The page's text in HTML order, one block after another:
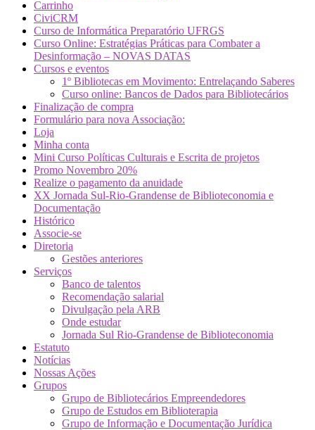
Carrinho
CiviCRM
Curso de Informática Preparatório UFRGS
Curso Online: Estratégias Práticas para Combater a
Desinformação – NOVAS DATAS
Cursos e eventos
1º Bibliotecas em Movimento: Entrelaçando Saberes
Curso online: Bancos de Dados para Bibliotecários
Finalização de compra
Formulário para nova Associação:
Loja
Minha conta
Mini Curso Políticas Culturais e Escrita de projetos
Promo Novembro 20%
Realize o pagamento da anuidade
XX Jornada Sul-Rio-Grandense de Biblioteconomia e
Documentação
Histórico
Associe-se
Diretoria
Gestões anteriores
Serviços
Banco de talentos
Recomendação salarial
Divulgação pela ARB
Onde estudar
Jornada Sul Rio-Grandense de Biblioteconomia
Estatuto
Notícias
Nossas Ações
Grupos
Grupo de Bibliotecários Empreendedores
Grupo de Estudos em Biblioterapia
Grupo de Informação e Documentação Jurídica